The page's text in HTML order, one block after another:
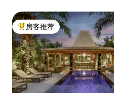
热门「房客推荐」
房客推荐